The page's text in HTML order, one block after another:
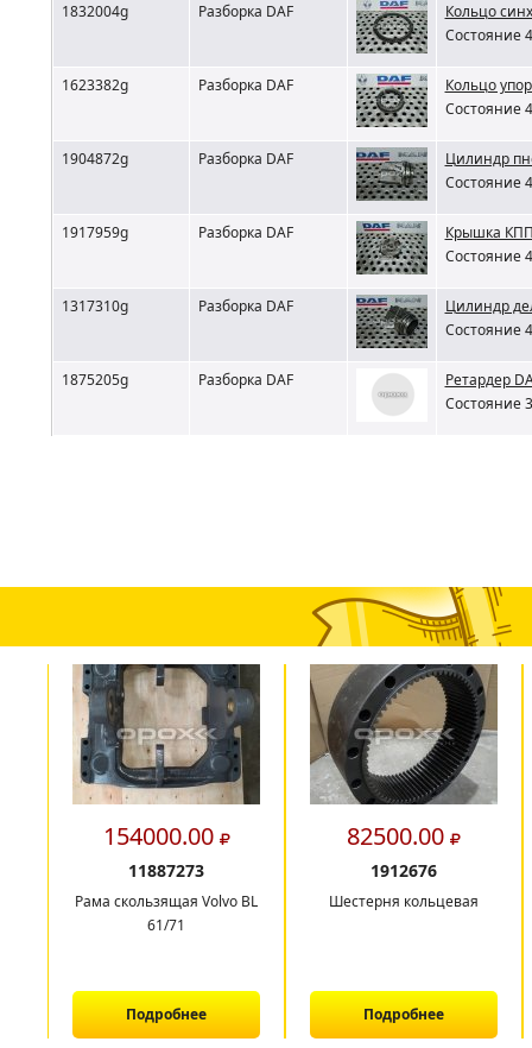
1832004g Разборка DAF
Кольцо
Состояние
1623382g Разборка DAF
Кольцо
Состояние
1904872g Разборка DAF
Цилиндр
Состояние
1917959g Разборка DAF
Крышка
Состояние
1317310g Разборка DAF
Цилиндр
Состояние
1875205g Разборка DAF
Ретардер
Состояние
154000.00
11887273
Рама скользящая Volvo BL
61/71
Подробнее
82500.00
1912676
Шестерня кольцевая
Подробнее